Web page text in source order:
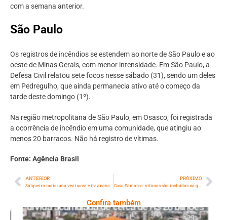
com a semana anterior.
São Paulo
Os registros de incêndios se estendem ao norte de São Paulo e ao
oeste de Minas Gerais, com menor intensidade. Em São Paulo, a
Defesa Civil relatou sete focos nesse sábado (31), sendo um deles
em Pedregulho, que ainda permanecia ativo até o começo da
tarde deste domingo (1º).
Na região metropolitana de São Paulo, em Osasco, foi registrada
a ocorrência de incêndio em uma comunidade, que atingiu ao
menos 20 barracos. Não há registro de vítimas.
Fonte: Agência Brasil
ANTERIOR PRÓXIMO
Caso Samarco: vítimas são incluídas na gestão da reparação após 8 anos
Confira também